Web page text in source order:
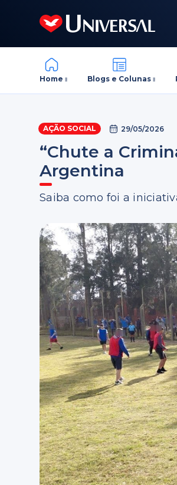
Home Blogs e Colunas
AÇÃO SOCIAL 29/05/2026
“Chute a
Argentina
Saiba como foi a